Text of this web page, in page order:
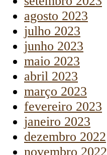
agosto 2023
julho 2023
junho 2023
maio 2023
abril 2023
março 2023
fevereiro 2023
janeiro 2023
dezembro 2022
novembro 2022